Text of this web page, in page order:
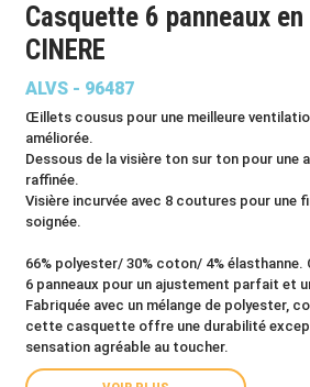
Casquette 6 panneaux
CINERE
ALVS - 96487
Œillets cousus pour une meilleure
améliorée.
Dessous de la visière ton sur ton pour une
raffinée.
Visière incurvée avec 8 coutures pour une
soignée.
66% polyester/ 30% coton/ 4%
6 panneaux pour un ajustement parfait et
Fabriquée avec un mélange de polyester,
cette casquette offre une durabilité
sensation agréable au toucher.